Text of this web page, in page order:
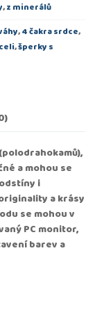
,z minerálů
,4 čakra srdce,
,šperky s
a mohou se
i
a krásy
se mohou v
PC monitor,
barev a